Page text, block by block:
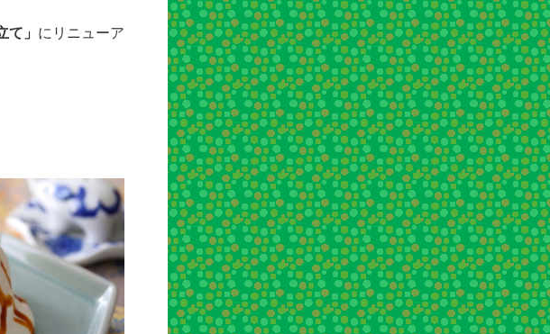
」 にリニューア